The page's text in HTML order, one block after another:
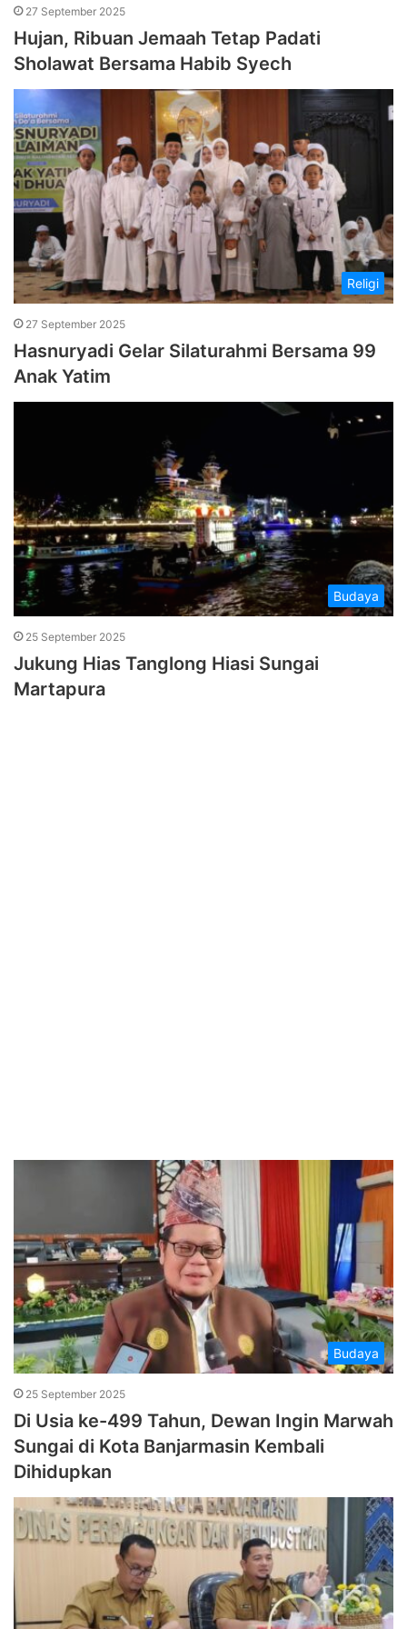
27 September 2025
Hujan, Ribuan Jemaah Tetap Padati
Sholawat Bersama Habib Syech
Religi
27 September 2025
Hasnuryadi Gelar Silaturahmi Bersama 99
Anak Yatim
Budaya
25 September 2025
Jukung Hias Tanglong Hiasi Sungai
Martapura
Budaya
25 September 2025
Di Usia ke-499 Tahun, Dewan Ingin Marwah
Sungai di Kota Banjarmasin Kembali
Dihidupkan